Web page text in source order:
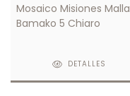
Mosaico Misiones Malla
Bamako 5 Chiaro
DETALLES